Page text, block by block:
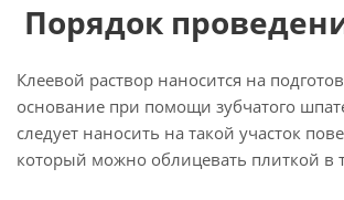
Порядок
Клеевой раствор наносится на
основание при помощи зубчатого
следует наносить на такой участок
который можно облицевать плиткой в